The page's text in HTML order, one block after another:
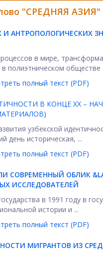
"СРЕДНЯЯ АЗИЯ"
И АНТРОПОЛОГИЧЕСКИХ
в мире,
полиэтническом обществе
полный текст (PDF)
В КОНЦЕ XX –
узбекской
день историческая, ...
полный текст (PDF)
СОВРЕМЕННЫЙ ОБЛИК
ИССЛЕДОВАТЕЛЕЙ
в 1991 году в
истории и ...
полный текст (PDF)
МИГРАНТОВ ИЗ